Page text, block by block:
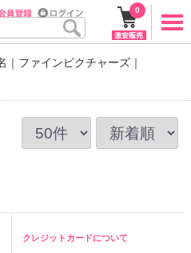
0
ファインピクチャーズ
クレジットカードについて